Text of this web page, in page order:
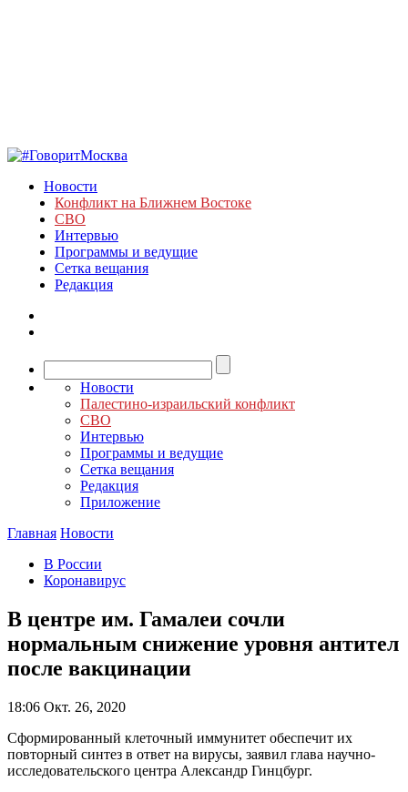
Новости
Конфликт на Ближнем Востоке
СВО
Интервью
Программы и ведущие
Сетка вещания
Редакция
Новости
Палестино-израильский конфликт
СВО
Интервью
Программы и ведущие
Сетка вещания
Редакция
Приложение
Главная Новости
В России
Коронавирус
В центре им. Гамалеи сочли
нормальным снижение уровня антител
после вакцинации
18:06 Окт. 26, 2020
Сформированный клеточный иммунитет обеспечит их
повторный синтез в ответ на вирусы, заявил глава научно-
исследовательского центра Александр Гинцбург.